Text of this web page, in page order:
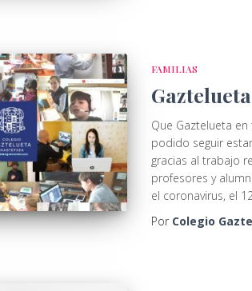
FAMILIAS
Que Gaztelueta
podido seguir
gracias al trabajo
profesores y
el coronavirus, el
Por Colegio